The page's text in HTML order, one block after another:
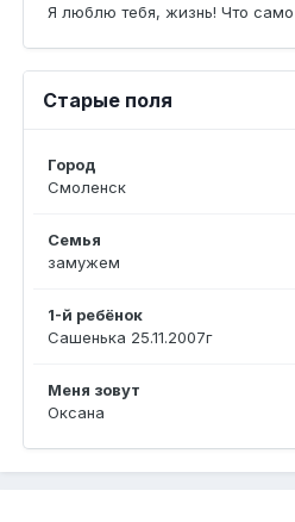
Я люблю тебя, жизнь! Что
Старые поля
Город
Смоленск
Семья
замужем
1-й ребёнок
Сашенька 25.11.2007г
Меня зовут
Оксана